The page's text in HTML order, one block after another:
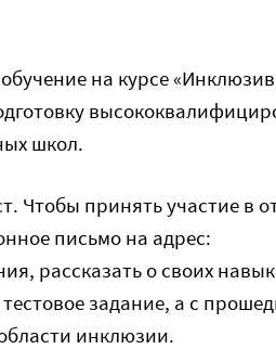
на курсе
школ.
Чтобы принять участие в
письмо на адрес:
рассказать о своих
задание, а с
инклюзии.